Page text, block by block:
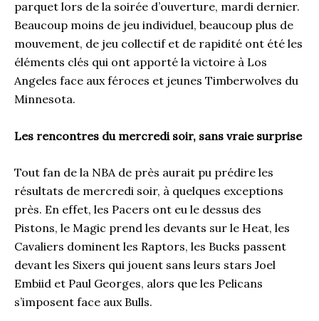
parquet lors de la soirée d’ouverture, mardi dernier.
Beaucoup moins de jeu individuel, beaucoup plus de
mouvement, de jeu collectif et de rapidité ont été les
éléments clés qui ont apporté la victoire à Los
Angeles face aux féroces et jeunes Timberwolves du
Minnesota.
Les rencontres du mercredi soir, sans vraie surprise
Tout fan de la NBA de près aurait pu prédire les
résultats de mercredi soir, à quelques exceptions
près. En effet, les Pacers ont eu le dessus des
Pistons, le Magic prend les devants sur le Heat, les
Cavaliers dominent les Raptors, les Bucks passent
devant les Sixers qui jouent sans leurs stars Joel
Embiid et Paul Georges, alors que les Pelicans
s’imposent face aux Bulls.